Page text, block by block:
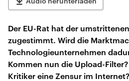
Der EU-Rat hat der
zugestimmt. Wird die
Technologieunternehmen
Kommen nun die Upload-
Kritiker eine Zensur im